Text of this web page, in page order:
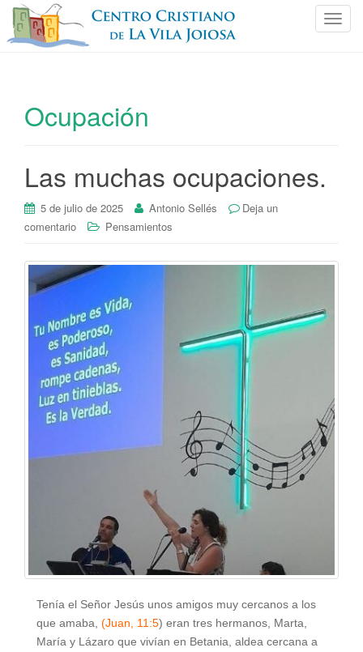
C
c
Ocupación
Las muchas ocupaciones.
5 de julio de 2025 Antonio Sellés
Deja un
comentario
Pensamientos
Tenía el Señor Jesús unos amigos muy cercanos a los
que amaba, (Juan, 11:5) eran tres hermanos, Marta,
María y Lázaro que vivían en Betania, aldea cercana a